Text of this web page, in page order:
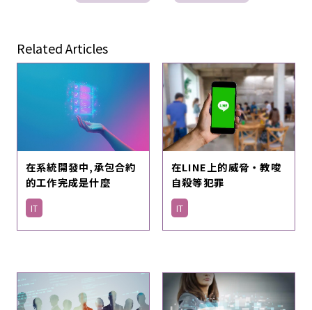
Related Articles
在系統開發中,承包合約
的工作完成是什麼
IT
在LINE上的威脅・教唆
自殺等犯罪
IT